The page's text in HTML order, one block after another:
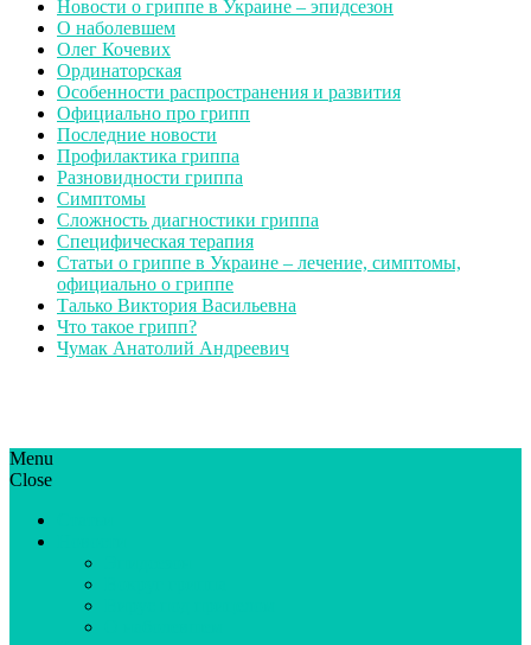
Новости о гриппе в Украине – эпидсезон
О наболевшем
Олег Кочевих
Ординаторская
Особенности распространения и развития
Официально про грипп
Последние новости
Профилактика гриппа
Разновидности гриппа
Симптомы
Сложность диагностики гриппа
Специфическая терапия
Статьи о гриппе в Украине – лечение, симптомы,
официально о гриппе
Талько Виктория Васильевна
Что такое грипп?
Чумак Анатолий Андреевич
ГрипЮА: симптоми і лікування | Все про грип в Україні
Все про грип в Україні та Києві, профілактика грипу.
Menu
Close